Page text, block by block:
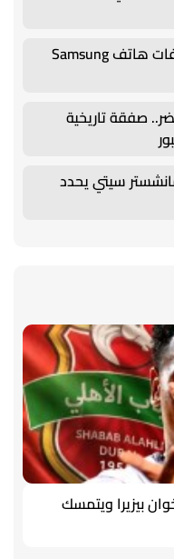
هل يستحق الشراء؟.. أبرز مواصفات هاتف Samsung
صفقة تاريخية
سيتي يحدد
بيزيرا ويتمسك